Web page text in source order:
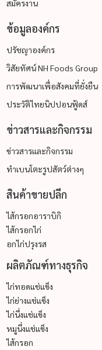
สมัครงาน
ข้อมูลองค์กร
ปรัชญาองค์กร
วิสัยทัศน์ NH Foods Group
การพัฒนาเพื่อสังคมที่ยั่งยืน
ประวัติไทยนิปปอนฟู้ดส์
ข่าวสารและกิจกรรม
ข่าวสารและกิจกรรม
ทำเบนโตะรูปสัตว์ต่างๆ
สินค้าขายปลีก
ไส้กรอกอาราบิกิ
ไส้กรอกไก่
อกไก่ปรุงรส
ผลิตภัณฑ์ทางธุรกิจ
ไก่ทอดแช่แข็ง
ไก่ย่างแช่แข็ง
ไก่นึ่งแช่แข็ง
หมูนึ่งแช่แข็ง
ไส้กรอก